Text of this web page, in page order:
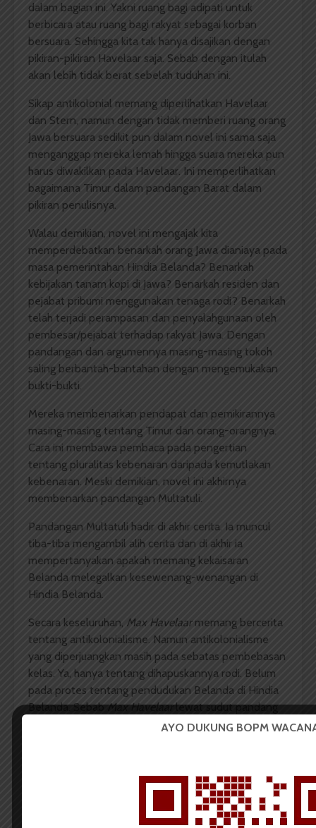
dalam bagian ini. Yakni ruang bagi adipati untuk
berbicara atau ruang bagi rakyat sebagai korban
bersuara. Sehingga kita tak hanya disajikan dengan
pikiran-pikiran Havelaar saja. Sebab dengan itulah
akan lebih tidak berat sebelah tuduhan ini.
Sikap antikolonial memang diperlihatkan Havelaar
dan Stern, namun dengan tidak memberi ruang orang
Jawa bersuara sedikit pun dalam novel ini sama saja
menganggap mereka lemah hingga suara mereka pun
harus diwakilkan pada Havelaar. Ini memperlihatkan
bagaimana Timur dalam pandangan Barat dalam
pikiran penulisnya.
Walau demikian, novel ini mengajak kita
memperdebatkan benarkah orang Jawa dianiaya pada
masa pemerintahan Hindia Belanda? Benarkah
kebijakan tanam kopi di Jawa? Benarkah residen dan
pejabat pribumi menggunakan tenaga rodi? Benarkah
telah terjadi perampasan dan penyalahgunaan oleh
pembesar/pejabat terhadap rakyat Jawa. Dengan
pandangan dan argumennya masing-masing tokoh
saling berbantah-bantahan dengan mengemukakan
bukti-bukti.
Mereka membenarkan pendapat dan pemikirannya
masing-masing tentang Timur dan orang-orangnya.
Cara ini membawa pembaca pada pengertian
tentang pluralitas kebenaran daripada kemutlakan
kebenaran. Meski demikian, novel ini akhirnya
membenarkan pandangan Multatuli.
Pandangan Multatuli hadir di akhir cerita. Ia muncul
tiba-tiba mengambil alih cerita dan di akhir ia
mempertanyakan apakah memang kekaisaran
Belanda melegalkan kesewenang-wenangan di
Hindia Belanda.
Secara keseluruhan, Max Havelaarmemang bercerita
tentang antikolonialisme. Namun antikolonialisme
yang diperjuangkan masih pada sebatas pembebasan
kelas. Ya, hanya tentang dihapuskannya rodi. Belum
pada protes tentang pendudukan Belanda di Hindia
Belanda. SebabMax Havelaarlewat sudut pandang
Stern sempat dinyatakan perlunya kenaikan gaji
Rati Handayani
AYO DUKUNG BOPM